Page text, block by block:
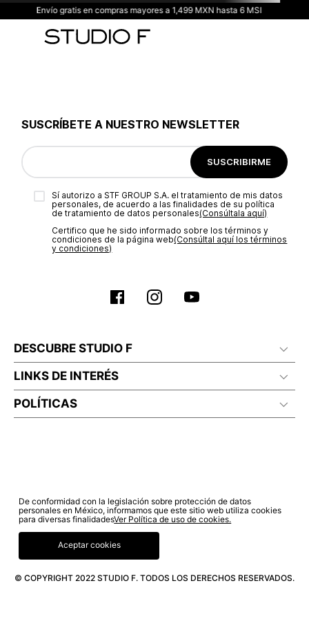
Envío gratis en compras mayores a 1,499 MXN hasta 6 MSI
SUSCRÍBETE A NUESTRO NEWSLETTER
SUSCRIBIRME
Sí autorizo a STF GROUP S.A. el tratamiento de mis datos
personales, de acuerdo a las finalidades de su política
de tratamiento de datos personales‎(Consúltala aquí)
Certifico que he sido informado sobre los términos y
condiciones de la página web‎(Consúltal aquí los términos
y condiciones)
DESCUBRE STUDIO F
LINKS DE INTERÉS
POLÍTICAS
© COPYRIGHT 2022 STUDIO F. TODOS LOS DERECHOS RESERVADOS.
De conformidad con la legislación sobre protección de datos
personales en México, informamos que este sitio web utiliza cookies
para diversas finalidadesVer Política de uso de cookies.
Aceptar cookies